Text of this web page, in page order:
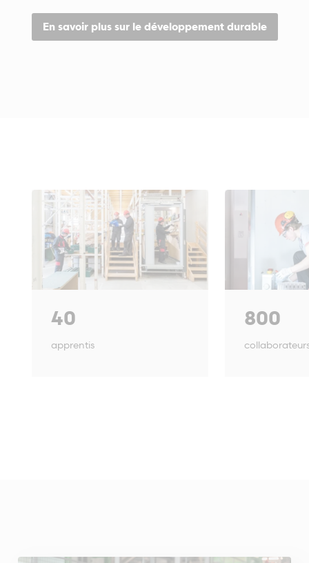
En savoir plus sur le développement durable
40
apprentis
800